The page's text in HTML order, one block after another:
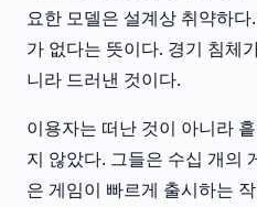
요한 모델은 설계상 취약하
가 없다는 뜻이다. 경기 침체
니라 드러낸 것이다.
이용자는 떠난 것이 아니라
지 않았다. 그들은 수십 개의
은 게임이 빠르게 출시하는